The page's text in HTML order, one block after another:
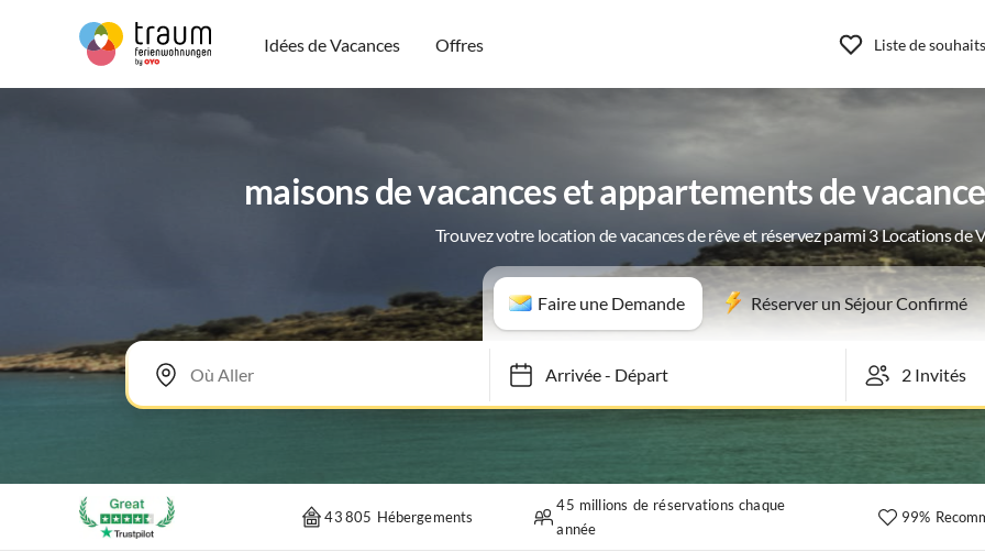
Idées de Vacances Offres Liste de souhaits
maisons de vacances et appartements de
Trouvez votre location de vacances de rêve et réservez parmi 3 Locations de
Faire une Demande Réserver un Séjour Confirmé
Arrivée-Départ
43 805 Hébergements
45 millions de réservations chaque
année
99%